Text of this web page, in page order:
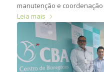
manutenção e coordenação
Leia mais